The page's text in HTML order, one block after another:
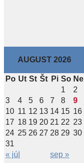
AUGUST 2026
Po Ut St Št Pi So Ne
1
2
3
4 5 6 7 8
9
10 11 12 13 14 15 16
17 18 19 20 21 22 23
24 25 26 27 28 29 30
31
« júl
sep »